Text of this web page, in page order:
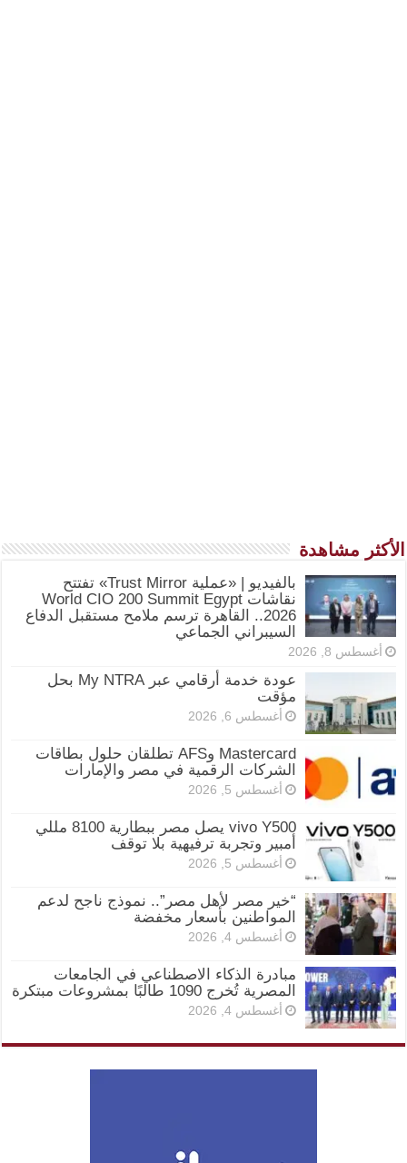
الأكثر مشاهدة
بالفيديو | «عملية Trust Mirror» تفتتح
نقاشات World CIO 200 Summit Egypt
2026.. القاهرة ترسم ملامح مستقبل الدفاع
السيبراني الجماعي
أغسطس 8, 2026
عودة خدمة أرقامي عبر My NTRA بحل
مؤقت
أغسطس 6, 2026
Mastercard وAFS تطلقان حلول بطاقات
الشركات الرقمية في مصر والإمارات
أغسطس 5, 2026
vivo Y500 يصل مصر ببطارية 8100 مللي
أمبير وتجربة ترفيهية بلا توقف
أغسطس 5, 2026
“خير مصر لأهل مصر”.. نموذج ناجح لدعم
المواطنين بأسعار مخفضة
أغسطس 4, 2026
مبادرة الذكاء الاصطناعي في الجامعات
المصرية تُخرج 1090 طالبًا بمشروعات مبتكرة
أغسطس 4, 2026